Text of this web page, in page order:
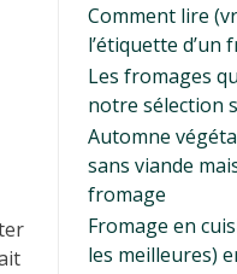
Comment lire
l’étiquette d’un
Les fromages
notre sélection
Automne
sans viande
fromage
Fromage en
les meilleures)